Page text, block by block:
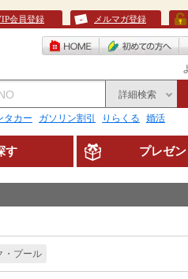
会員登録 メルマガ登録
詳細検索
タカー ガソリン割引 りらくる 婚活
す プレゼン
・プール